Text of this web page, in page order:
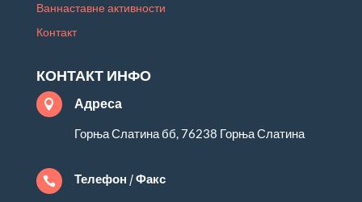
Ваннаставне активности
Контакт
КОНТАКТ ИНФО
 Адреса
Горња Слатина бб, 76238 Горња Слатина
 Телефон / Факс